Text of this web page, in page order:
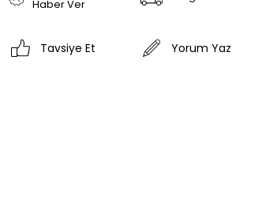
Haber Ver
Tavsiye Et Yorum Yaz